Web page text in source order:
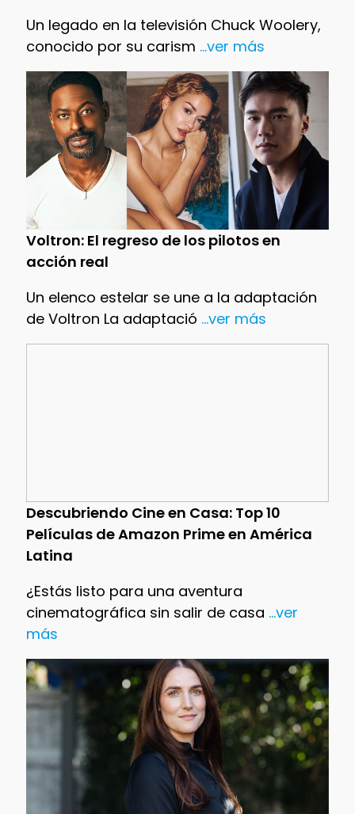
Un legado en la televisión Chuck Woolery,
conocido por su carism ...ver más
Voltron: El regreso de los pilotos en
acción real
Un elenco estelar se une a la adaptación
de Voltron La adaptació ...ver más
Descubriendo Cine en Casa: Top 10
Películas de Amazon Prime en América
Latina
¿Estás listo para una aventura
cinematográfica sin salir de casa ...ver
más